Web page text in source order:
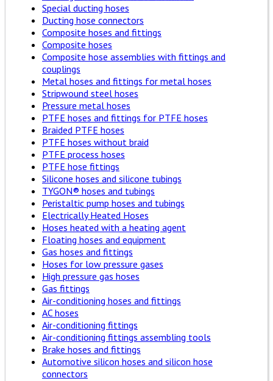
Special ducting hoses
Ducting hose connectors
Composite hoses and fittings
Composite hoses
Composite hose assemblies with fittings and
couplings
Metal hoses and fittings for metal hoses
Stripwound steel hoses
Pressure metal hoses
PTFE hoses and fittings for PTFE hoses
Braided PTFE hoses
PTFE hoses without braid
PTFE process hoses
PTFE hose fittings
Silicone hoses and silicone tubings
TYGON® hoses and tubings
Peristaltic pump hoses and tubings
Electrically Heated Hoses
Hoses heated with a heating agent
Floating hoses and equipment
Gas hoses and fittings
Hoses for low pressure gases
High pressure gas hoses
Gas fittings
Air-conditioning hoses and fittings
AC hoses
Air-conditioning fittings
Air-conditioning fittings assembling tools
Brake hoses and fittings
Automotive silicon hoses and silicon hose
connectors